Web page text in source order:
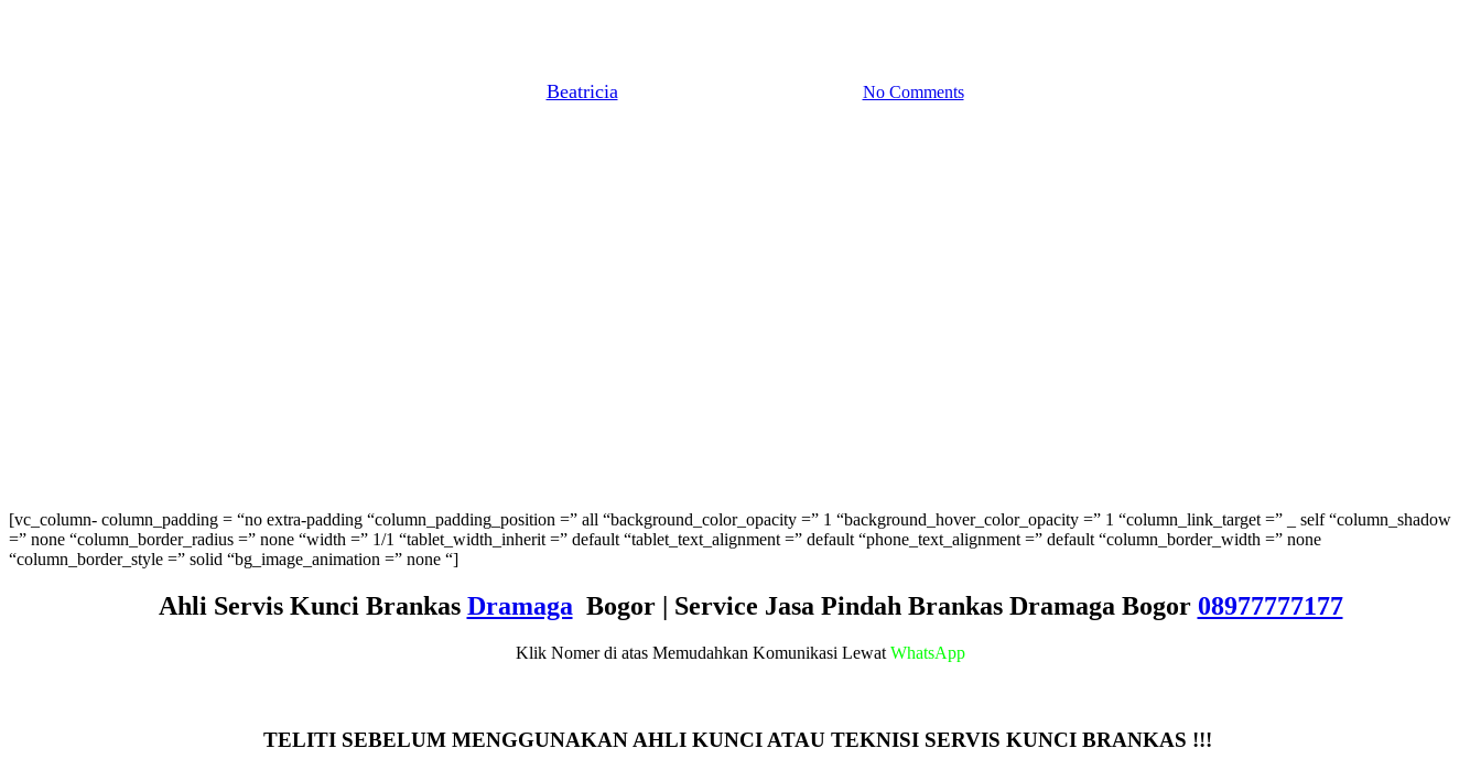
Beatricia No Comments
[vc_column- column_padding = “no extra-padding “column_padding_position =” all “background_color_opacity =” 1 “background_hover_color_opacity =” 1 “column_link_target =” _ self “column_shadow
=” none “column_border_radius =” none “width =” 1/1 “tablet_width_inherit =” default “tablet_text_alignment =” default “phone_text_alignment =” default “column_border_width =” none
“column_border_style =” solid “bg_image_animation =” none “]
Ahli Servis Kunci Brankas Dramaga Bogor | Service Jasa Pindah Brankas Dramaga Bogor 08977777177
Klik Nomer di atas Memudahkan Komunikasi Lewat WhatsApp
TELITI SEBELUM MENGGUNAKAN AHLI KUNCI ATAU TEKNISI SERVIS KUNCI BRANKAS !!!